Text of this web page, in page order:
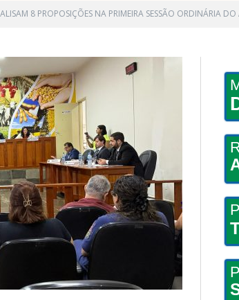
8 PROPOSIÇÕES NA PRIMEIRA SESSÃO ORDINÁRIA